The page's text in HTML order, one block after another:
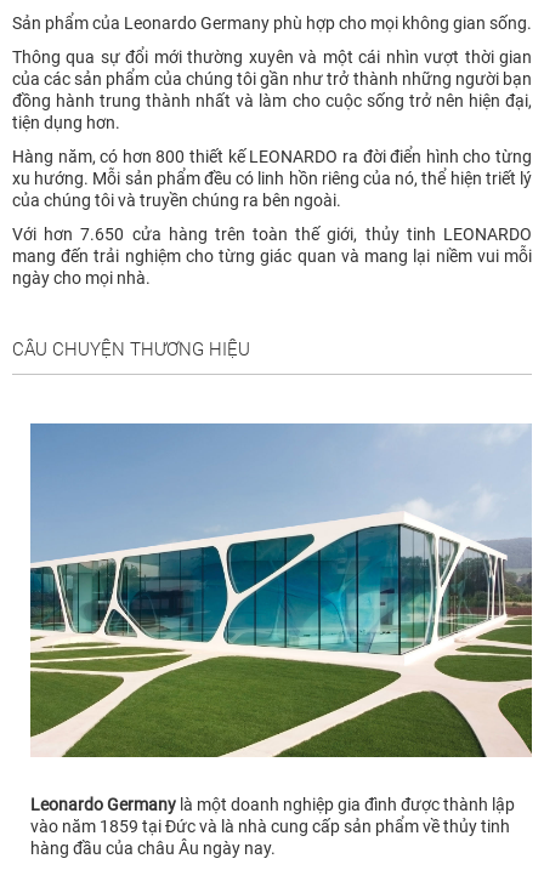
Sản phẩm của Leonardo Germany phù hợp cho mọi không gian sống.
Thông qua sự đổi mới thường xuyên và một cái nhìn vượt thời gian
của các sản phẩm của chúng tôi gần như trở thành những người bạn
đồng hành trung thành nhất và làm cho cuộc sống trở nên hiện đại,
tiện dụng hơn.
Hàng năm, có hơn 800 thiết kế LEONARDO ra đời điển hình cho từng
xu hướng. Mỗi sản phẩm đều có linh hồn riêng của nó, thể hiện triết lý
của chúng tôi và truyền chúng ra bên ngoài.
Với hơn 7.650 cửa hàng trên toàn thế giới, thủy tinh LEONARDO
mang đến trải nghiệm cho từng giác quan và mang lại niềm vui mỗi
ngày cho mọi nhà.
CÂU CHUYỆN THƯƠNG HIỆU
Leonardo Germany là một doanh nghiệp gia đình được thành lập
vào năm 1859 tại Đức và là nhà cung cấp sản phẩm về thủy tinh
hàng đầu của châu Âu ngày nay.